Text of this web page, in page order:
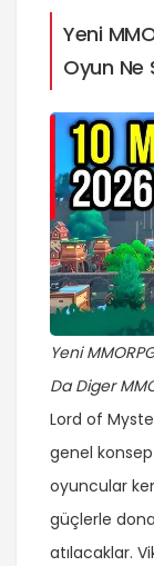
Yeni
Oyun Ne
Yeni
Da Diger
Lord of
genel
oyuncular
güçlerle
atılacaklar.